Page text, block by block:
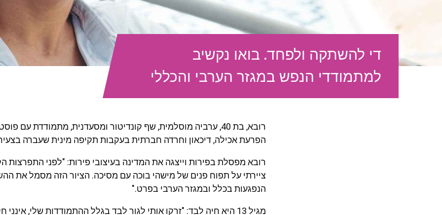
די להשתקה ולפחד. בואו נקשיב
למתמודדי הנפש במגזר הערבי והכללי
רובא, בת 40, ערביה מוסלמית, שף קונדיטור ומסעדנית, מתמודדת עם
הפרעת אכילה, דיכאון וחרדה חברתית בעקבות תקיפה מינית שעברה
רובא מפסלת בפירות וייצגה את המדינה בעיצובי פירות: "לפני התפרצות
ציירתי על תפוח פנים של מישהי בוכה עם מסיכה. הציור הזה מסמל את
הנפגעות בכלל ובמגזר הערבי בפרט."
מגיל 13 היא חיה לבד: "זרקו אותי לגור לבד בגלל ההתמודדות שלי, אינני